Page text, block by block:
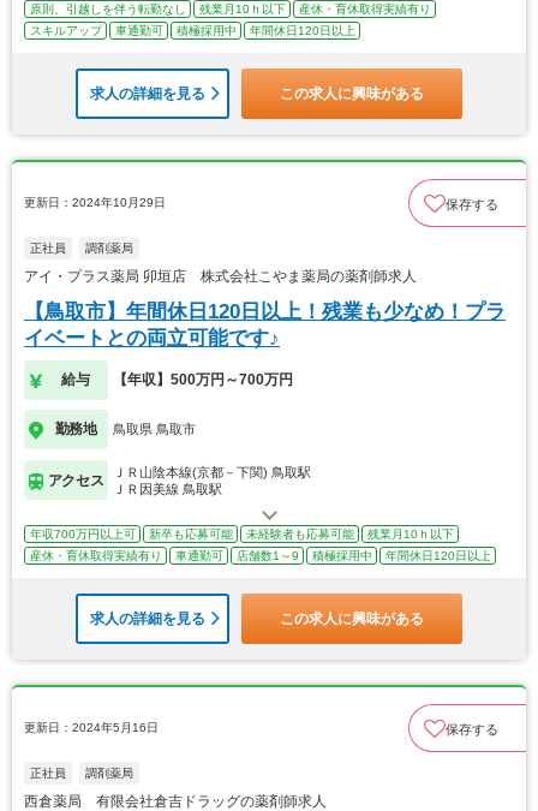
原則、引越しを伴う転勤なし 残業月10ｈ以下
産休・育休取得実績有り
スキルアップ
車通勤可 積極採用中 年間休日120日以上
求人の詳細を見る この求人に興味がある
更新日：2024年10月29日 保存する
正社員 調剤薬局
アイ・プラス薬局 卯垣店 株式会社こやま薬局の薬剤師求人
【鳥取市】年間休日120日以上！残業も少なめ！プラ
イベートとの両立可能です♪
給与 【年収】500万円～700万円
勤務地 鳥取県 鳥取市
アクセス
ＪＲ山陰本線(京都－下関) 鳥取駅
ＪＲ因美線 鳥取駅
年収700万円以上可 新卒も応募可能 未経験者も応募可能
残業月10ｈ以下
産休・育休取得実績有り
車通勤可 店舗数1～9 積極採用中 年間休日120日以上
求人の詳細を見る この求人に興味がある
更新日：2024年5月16日 保存する
正社員 調剤薬局
西倉薬局 有限会社倉吉ドラッグの薬剤師求人